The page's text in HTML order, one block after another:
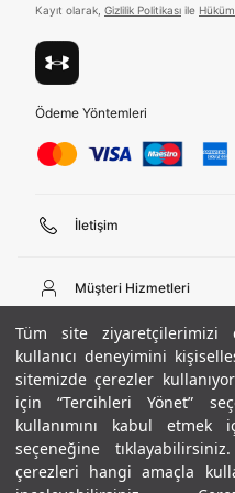
Tüm site ziyaretçilerimizi
kullanıcı deneyimini
sitemizde çerezler
için “Tercihleri Yönet”
kullanımını kabul
seçeneğine
çerezleri hangi amaçla
Kayıt olarak, Gizlilik Politikası ile
Ödeme Yöntemleri
İletişim
444 02 00
Pazartesi - Cuma 09:00 -
E-posta
bilgi@underarmour.com
Müşteri Hizmetleri
Sipariş Sorgulama
Bize Ulaşın
Teslimat Bilgileri
İşlem Rehberi
İade ve Değişimler
Sıkça Sorulan Sorular
Beden Rehberi
Hakkımızda
Ticari Bilgiler
Hükümler ve Koşullar
Gizlilik Politikası
Çerez Politikası
UA Sosyal Medya
Instagram
Facebook
Popüler Kategoriler